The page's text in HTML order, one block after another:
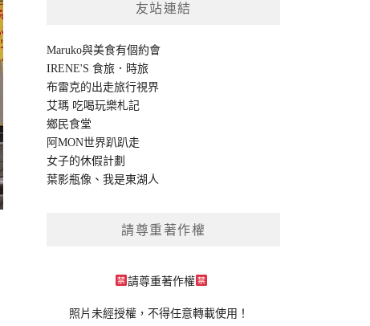
友站連結
Maruko與美食有個約會
IRENE'S 食旅．時旅
布雷克的出走旅行視界
艾瑪 吃喝玩樂札記
鄉民食堂
阿MON世界趴趴走
女子的休假計劃
葉影瓶像 、我是東湖人
請尊重著作權
請尊重著作權
照片未經授權，不得任意轉載使用！